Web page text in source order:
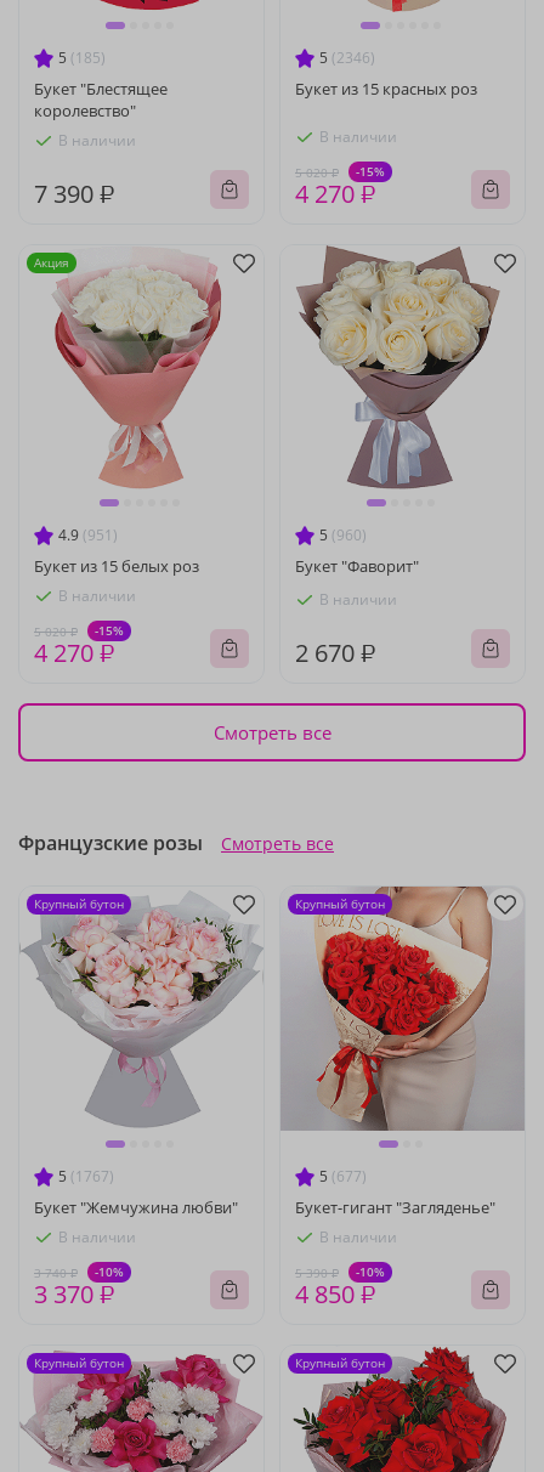
5 (185)
Букет "Блестящее
королевство"
В наличии
7 390 ₽
5 (2346)
Букет из 15 красных роз
В наличии
5 020 ₽ -15%
4 270 ₽
4.9 (951)
Букет из 15 белых роз
В наличии
5 020 ₽ -15%
4 270 ₽
Акция
5 (960)
Букет "Фаворит"
В наличии
2 670 ₽
Смотреть все
Французские розы Смотреть все
5 (1767)
Букет "Жемчужина любви"
В наличии
3 740 ₽ -10%
3 370 ₽
Крупный бутон
5 (677)
Букет-гигант "Загляденье"
В наличии
5 390 ₽ -10%
4 850 ₽
Крупный бутон
Крупный бутон Крупный бутон